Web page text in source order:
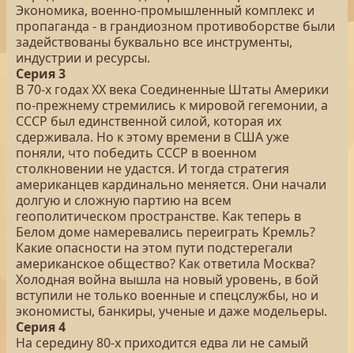
Экономика, военно-промышленный комплекс и
пропаганда - в грандиозном противоборстве были
задействованы буквально все инструменты,
индустрии и ресурсы.
Серия 3
В 70-х годах XX века Соединенные Штаты Америки
по-прежнему стремились к мировой гегемонии, а
СССР был единственной силой, которая их
сдерживала. Но к этому времени в США уже
поняли, что победить СССР в военном
столкновении не удастся. И тогда стратегия
американцев кардинально меняется. Они начали
долгую и сложную партию на всем
геополитическом пространстве. Как теперь в
Белом доме намеревались переиграть Кремль?
Какие опасности на этом пути подстерегали
американское общество? Как ответила Москва?
Холодная война вышла на новый уровень, в бой
вступили не только военные и спецслужбы, но и
экономисты, банкиры, ученые и даже модельеры.
Серия 4
На середину 80-х приходится едва ли не самый